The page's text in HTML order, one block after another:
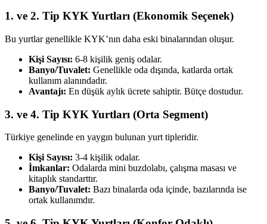
1. ve 2. Tip KYK Yurtları (Ekonomik Seçenek)
Bu yurtlar genellikle KYK’nın daha eski binalarından oluşur.
Kişi Sayısı: 6-8 kişilik geniş odalar.
Banyo/Tuvalet: Genellikle oda dışında, katlarda ortak
kullanım alanındadır.
Avantajı: En düşük aylık ücrete sahiptir. Bütçe dostudur.
3. ve 4. Tip KYK Yurtları (Orta Segment)
Türkiye genelinde en yaygın bulunan yurt tipleridir.
Kişi Sayısı: 3-4 kişilik odalar.
İmkanlar: Odalarda mini buzdolabı, çalışma masası ve
kitaplık standarttır.
Banyo/Tuvalet: Bazı binalarda oda içinde, bazılarında ise
ortak kullanımdır.